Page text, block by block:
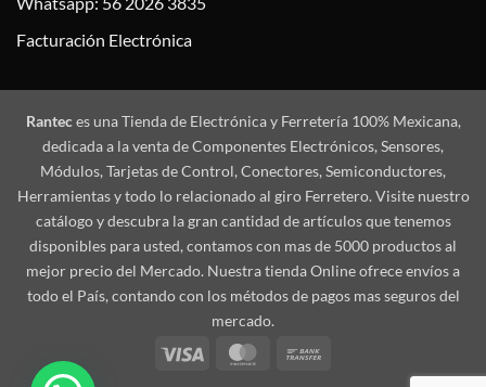
Facturación Electrónica
Ranteces una Tienda de Electrónica y Ferretería 100% Mexicana,
dedicada a la venta de Componentes Electrónicos, Sensores,
Módulos, Tarjetas de Control, Conectores, Semiconductores,
Herramientas y todo lo relacionado al giro Ferretero. Visite nuestro
catálogo y descubra la gran cantidad de artículos que tenemos
disponibles para usted, contamos con mas de 5000 productos al
mejor precio del Mercado. Nuestra tienda Online ofrece envíos a
todo el País, contando con los métodos de pagos mas seguros del
mercado.
Visa
MasterCard